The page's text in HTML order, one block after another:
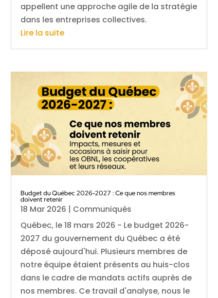
appellent une approche agile de la stratégie
dans les entreprises collectives.
Lire la suite
Budget du Québec 2026-2027 : Ce que nos membres
doivent retenir
18 Mar 2026 | Communiqués
Québec, le 18 mars 2026 - Le budget 2026-
2027 du gouvernement du Québec a été
déposé aujourd'hui. Plusieurs membres de
notre équipe étaient présents au huis-clos
dans le cadre de mandats actifs auprès de
nos membres. Ce travail d'analyse, nous le